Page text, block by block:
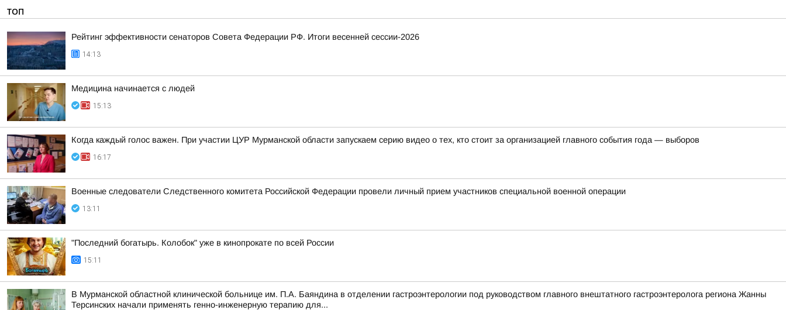
ТОП
Рейтинг эффективности сенаторов Совета Федерации РФ. Итоги весенней сессии-2026
14:13
Медицина начинается с людей
15:13
Когда каждый голос важен. При участии ЦУР Мурманской области запускаем серию видео о тех, кто стоит за организацией главного события года — выборов
16:17
Военные следователи Следственного комитета Российской Федерации провели личный прием участников специальной военной операции
13:11
"Последний богатырь. Колобок" уже в кинопрокате по всей России
15:11
В Мурманской областной клинической больнице им. П.А. Баяндина в отделении гастроэнтерологии под руководством главного внештатного гастроэнтеролога региона Жанны
Терсинских начали применять генно-инженерную терапию для...